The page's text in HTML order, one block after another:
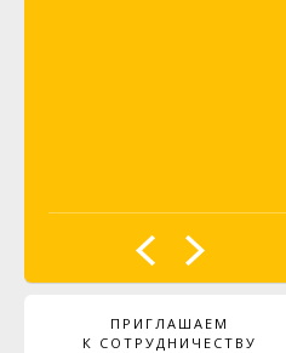
ПРИГЛАШАЕМ
К СОТРУДНИЧЕСТВУ